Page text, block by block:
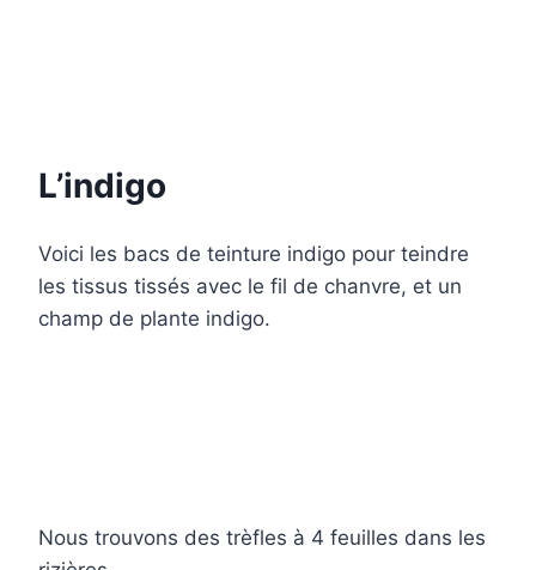
L’indigo
Voici les bacs de teinture indigo pour teindre
les tissus tissés avec le fil de chanvre, et un
champ de plante indigo.
Nous trouvons des trèfles à 4 feuilles dans les